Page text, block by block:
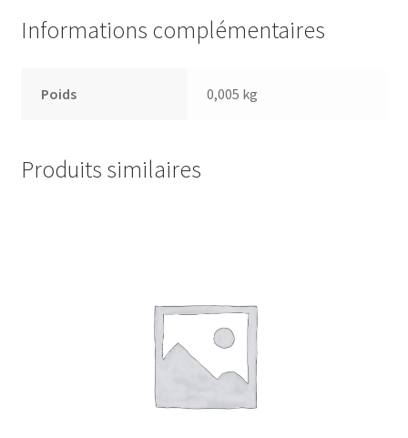
Informations complémentaires
Poids 0,005 kg
Produits similaires